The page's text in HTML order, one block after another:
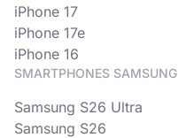
iPhone 17
iPhone 17e
iPhone 16
SMARTPHONES SAMSUNG
Samsung S26 Ultra
Samsung S26